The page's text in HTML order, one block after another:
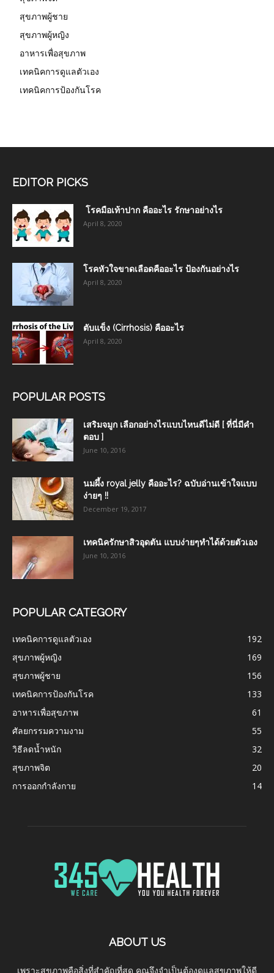
สุขภาพผู้ชาย
สุขภาพผู้หญิง
อาหารเพื่อสุขภาพ
เทคนิคการดูแลตัวเอง
เทคนิคการป้องกันโรค
EDITOR PICKS
โรคมือเท้าปาก คืออะไร รักษาอย่างไร
April 8, 2020
โรคหัวใจขาดเลือดคืออะไร ป้องกันอย่างไร
April 8, 2020
ตับแข็ง (Cirrhosis) คืออะไร
April 8, 2020
POPULAR POSTS
เสริมจมูก เลือกอย่างไรแบบไหนดีไม่ดี [ ที่นี่มีคำ
ตอบ ]
June 10, 2016
นมผึ้ง royal jelly คืออะไร? ฉบับอ่านเข้าใจแบบ
ง่ายๆ !!
December 19, 2017
เทคนิครักษาสิวอุดตัน แบบง่ายๆทำได้ด้วยตัวเอง
June 10, 2016
POPULAR CATEGORY
เทคนิคการดูแลตัวเอง
192
สุขภาพผู้หญิง
169
สุขภาพผู้ชาย
156
เทคนิคการป้องกันโรค
133
อาหารเพื่อสุขภาพ
61
ศัลยกรรมความงาม
55
วิธีลดน้ำหนัก
32
สุขภาพจิต
20
การออกกำลังกาย
14
ABOUT US
เพราะสุขภาพคือสิ่งที่สำคัญที่สุด คุณจึงจำเป็นต้องดูแลสุขภาพให้ดี